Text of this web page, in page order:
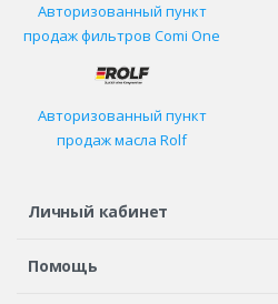
Авторизованный пункт
продаж фильтров Comi One
Авторизованный пункт
продаж масла Rolf
Личный кабинет
Регистрация или вход
Помощь